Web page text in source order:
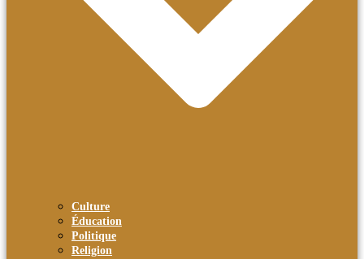
Culture
Éducation
Politique
Religion